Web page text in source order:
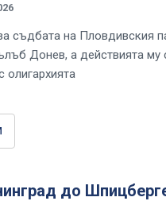
съдбата на Пловдивския
Донев, а действията му
олигархията
до